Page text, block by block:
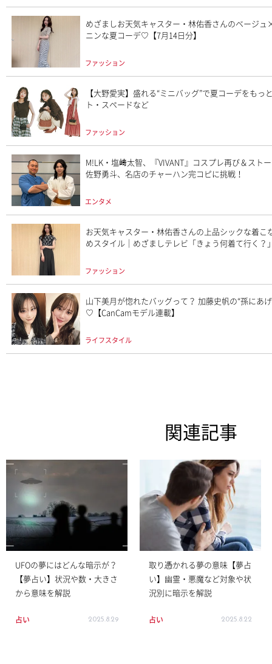
めざましお天気キャスター・林佑香さんのベージ
ニンな夏コーデ♡【7月14日分】
ファッション
【大野愛実】盛れる“ミニバッグ”で夏コーデをも
ト・スペードなど
ファッション
M!LK・塩﨑太智、『VIVANT』コスプレ再び＆スト
佐野勇斗、名店のチャーハン完コピに挑戦！
エンタメ
お天気キャスター・林佑香さんの上品シックな着
めスタイル｜めざましテレビ「きょう何着て行く？
ファッション
山下美月が惚れたバッグって？ 加藤史帆の“孫にあ
♡【CanCamモデル連載】
ライフスタイル
関連記事
UFOの夢にはどんな暗示が？
【夢占い】状況や数・大きさ
から意味を解説
占い 2025.8.29
取り憑かれる夢の意味【夢占
い】幽霊・悪魔など対象や状
況別に暗示を解説
占い 2025.8.22